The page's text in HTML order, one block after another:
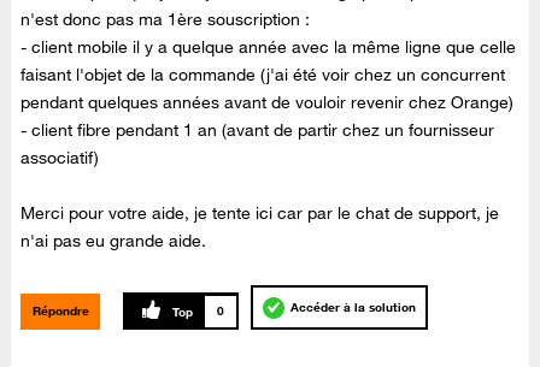
n'est donc pas ma 1ère souscription :
- client mobile il y a quelque année avec la même ligne que celle
faisant l'objet de la commande (j'ai été voir chez un concurrent
pendant quelques années avant de vouloir revenir chez Orange)
- client fibre pendant 1 an (avant de partir chez un fournisseur
associatif)
Merci pour votre aide, je tente ici car par le chat de support, je
n'ai pas eu grande aide.
Répondre 0 Accéder à la solution